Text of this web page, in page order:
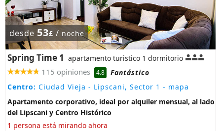
desde 53£ / noche
Spring Time 1 apartamento turistico 1 dormitorio
115 opiniones 4.8
Fantástico
Centro: Ciudad Vieja - Lipscani, Sector 1 - mapa
Apartamento corporativo, ideal por alquiler mensual, al lado
del Lipscani y Centro Histórico
1 persona está mirando ahora